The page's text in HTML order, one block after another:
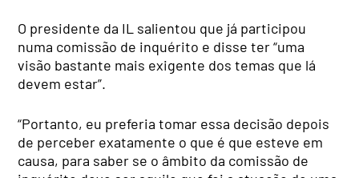
O presidente da IL salientou que já participou
numa comissão de inquérito e disse ter “uma
visão bastante mais exigente dos temas que lá
devem estar”.
“Portanto, eu preferia tomar essa decisão depois
de perceber exatamente o que é que esteve em
causa, para saber se o âmbito da comissão de